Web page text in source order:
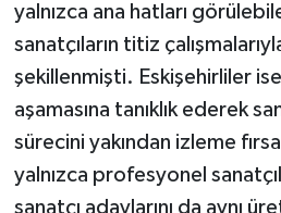
yalnızca ana hatları
sanatçıların titiz
şekillenmişti. Eskişehirliler
aşamasına tanıklık ederek
sürecini yakından izleme
yalnızca profesyonel
sanatçı adaylarını da aynı